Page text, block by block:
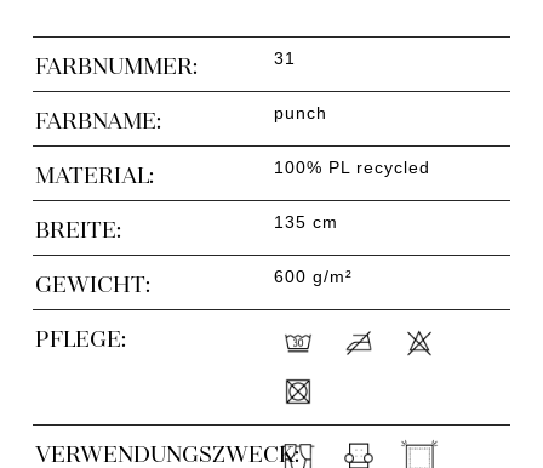
FARBNUMMER: 31
FARBNAME: punch
MATERIAL: 100% PL recycled
BREITE: 135 cm
GEWICHT: 600 g/m²
PFLEGE:
VERWENDUNGSZWECK: